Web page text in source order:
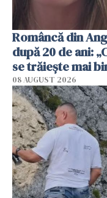
Româncă din
după 20 de ani:
se trăiește mai
08 AUGUST 2026